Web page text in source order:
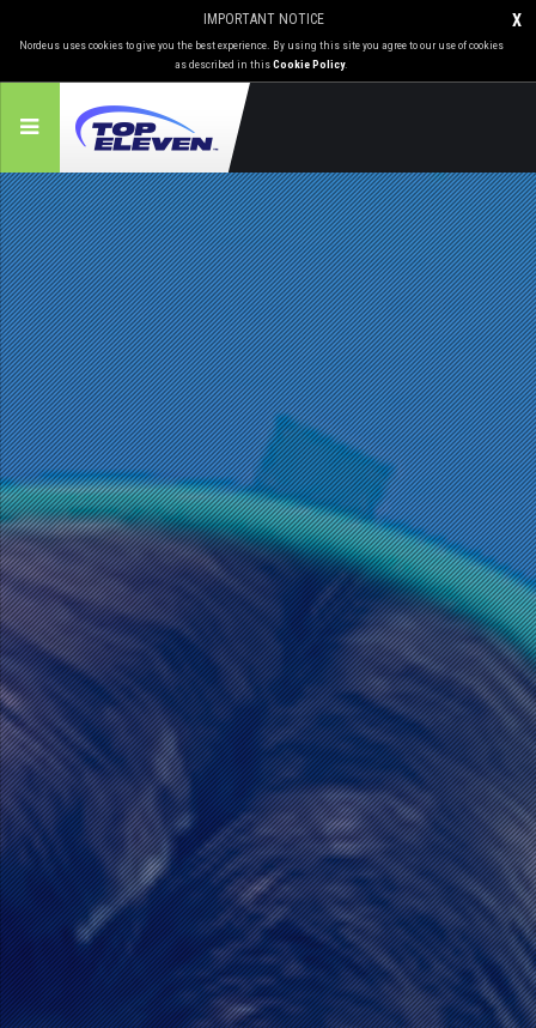
X
IMPORTANT NOTICE
Nordeus uses cookies to give you the best experience. By using this site you agree to our use of cookies
as described in thisCookie Policy.